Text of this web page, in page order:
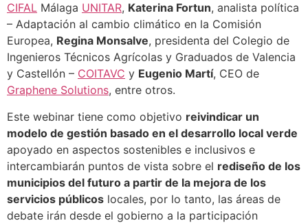
CIFAL Málaga UNITAR, Katerina Fortun, analista política
– Adaptación al cambio climático en la Comisión
Europea, Regina Monsalve, presidenta del Colegio de
Ingenieros Técnicos Agrícolas y Graduados de Valencia
y Castellón – COITAVC y Eugenio Martí, CEO de
Graphene Solutions, entre otros.
Este webinar tiene como objetivo reivindicar un
modelo de gestión basado en el desarrollo local verde
apoyado en aspectos sostenibles e inclusivos e
intercambiarán puntos de vista sobre el rediseño de los
municipios del futuro a partir de la mejora de los
servicios públicos locales, por lo tanto, las áreas de
debate irán desde el gobierno a la participación